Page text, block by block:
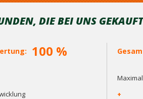
DIE BEI ​​UNS
100 %
+